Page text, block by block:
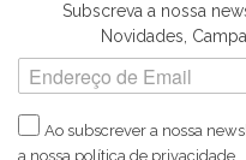
Harita a minha
rapidez no envio, pela
enviaste e pela
Subscreva a nossa
Novidades,
Ao subscrever a nossa
a nossa política de privacidade